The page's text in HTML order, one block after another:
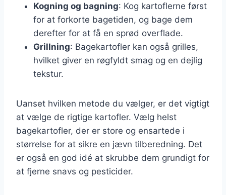
Kogning og bagning: Kog kartoflerne først
for at forkorte bagetiden, og bage dem
derefter for at få en sprød overflade.
Grillning: Bagekartofler kan også grilles,
hvilket giver en røgfyldt smag og en dejlig
tekstur.
Uanset hvilken metode du vælger, er det vigtigt
at vælge de rigtige kartofler. Vælg helst
bagekartofler, der er store og ensartede i
størrelse for at sikre en jævn tilberedning. Det
er også en god idé at skrubbe dem grundigt for
at fjerne snavs og pesticider.